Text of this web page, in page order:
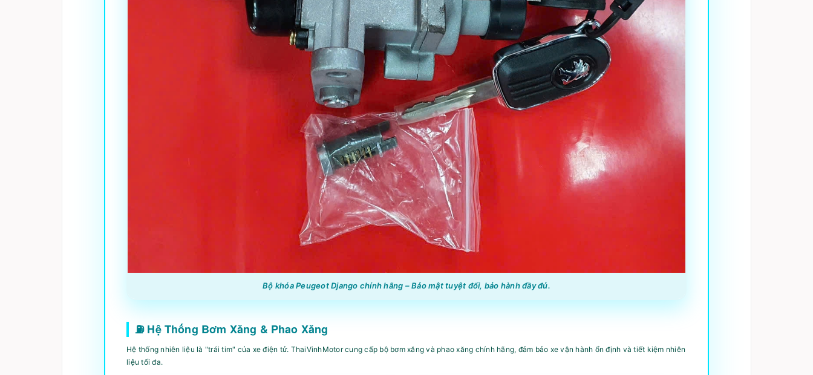
Bộ khóa Peugeot Django chính hãng – Bảo mật tuyệt đối, bảo hành đầy đủ.
⛽ Hệ Thống Bơm Xăng & Phao Xăng
Hệ thống nhiên liệu là "trái tim" của xe điện tử. ThaiVinhMotor cung cấp bộ bơm xăng và phao xăng chính hãng, đảm bảo xe vận hành ổn định và tiết kiệm nhiên
liệu tối đa.